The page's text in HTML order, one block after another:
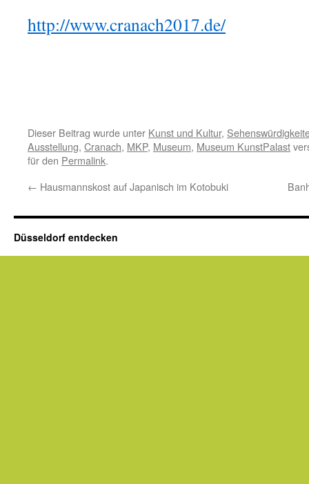
http://www.cranach2017.de/
Dieser Beitrag wurde unter Kunst und Kultur,
Ausstellung, Cranach, MKP, Museum, Museum KunstPalast
für den Permalink.
← Hausmannskost auf Japanisch im Kotobuki
Düsseldorf entdecken